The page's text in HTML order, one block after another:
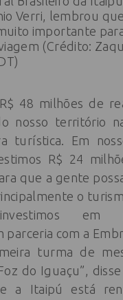
Verri, lembrou
importante
(Crédito:
48 milhões de
nosso território
turística. Em
R$ 24
que a gente
o
em
parceria com a
turma de
do Iguaçu”,
a Itaipú está